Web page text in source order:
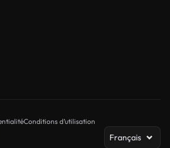
Conditions d’utilisation
Français